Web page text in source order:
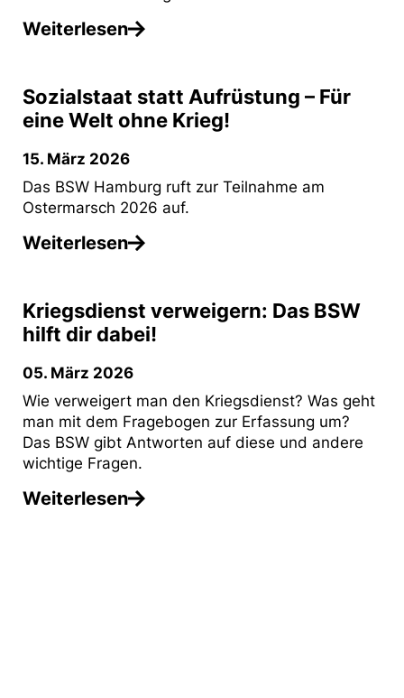
Weiterlesen
Sozialstaat statt Aufrüstung – Für
eine Welt ohne Krieg!
15. März 2026
Das BSW Hamburg ruft zur Teilnahme am
Ostermarsch 2026 auf.
Weiterlesen
Kriegsdienst verweigern: Das BSW
hilft dir dabei!
05. März 2026
Wie verweigert man den Kriegsdienst? Was geht
man mit dem Fragebogen zur Erfassung um?
Das BSW gibt Antworten auf diese und andere
wichtige Fragen.
Weiterlesen